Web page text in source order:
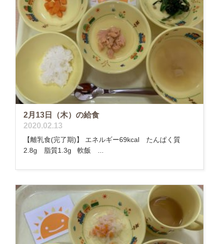
2月13日（木）の給食
2020.02.13
【離乳食(完了期)】 エネルギー69kcal たんぱく質
2.8g 脂質1.3g 軟飯 ...